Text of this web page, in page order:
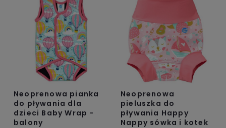
Neoprenowa pianka
do pływania dla
dzieci Baby Wrap -
balony
Neoprenowa
pieluszka do
pływania Happy
Nappy sówka i kotek